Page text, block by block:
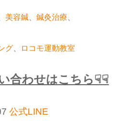
美容鍼 鍼灸治療
グ ロコモ運動教室
合わせはこちら☟☟
公式LINE